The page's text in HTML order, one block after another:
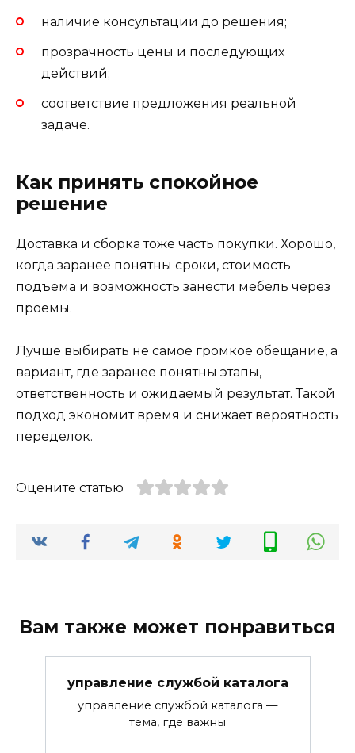
наличие консультации до решения;
прозрачность цены и последующих
действий;
соответствие предложения реальной
задаче.
Как принять спокойное
решение
Доставка и сборка тоже часть покупки. Хорошо,
когда заранее понятны сроки, стоимость
подъема и возможность занести мебель через
проемы.
Лучше выбирать не самое громкое обещание, а
вариант, где заранее понятны этапы,
ответственность и ожидаемый результат. Такой
подход экономит время и снижает вероятность
переделок.
Оцените статью
Вам также может понравиться
управление службой каталога
управление службой каталога —
тема, где важны